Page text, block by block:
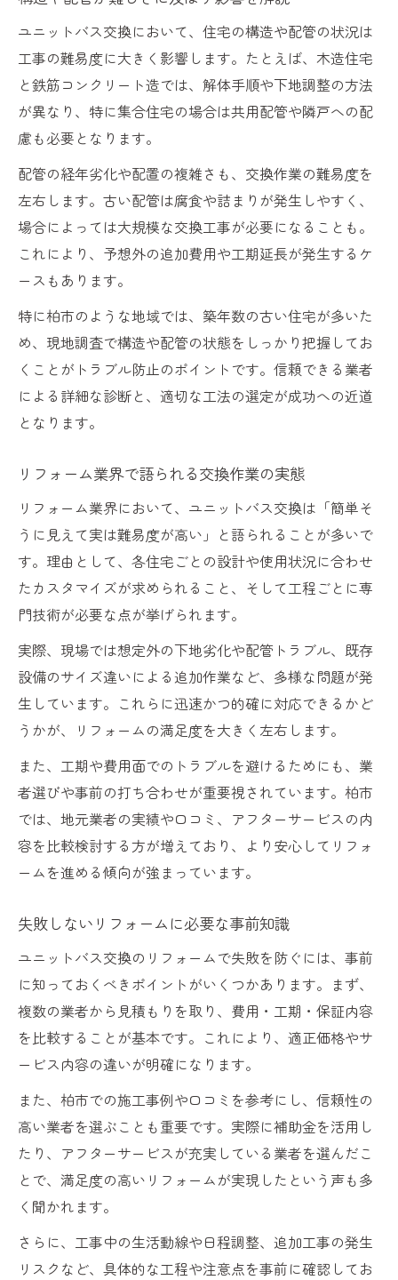
ユニットバス交換において、住宅の構造や配管の状況は
工事の難易度に大きく影響します。たとえば、木造住宅
と鉄筋コンクリート造では、解体手順や下地調整の方法
が異なり、特に集合住宅の場合は共用配管や隣戸への配
慮も必要となります。
配管の経年劣化や配置の複雑さも、交換作業の難易度を
左右します。古い配管は腐食や詰まりが発生しやすく、
場合によっては大規模な交換工事が必要になることも。
これにより、予想外の追加費用や工期延長が発生するケ
ースもあります。
特に柏市のような地域では、築年数の古い住宅が多いた
め、現地調査で構造や配管の状態をしっかり把握してお
くことがトラブル防止のポイントです。信頼できる業者
による詳細な診断と、適切な工法の選定が成功への近道
となります。
リフォーム業界で語られる交換作業の実態
リフォーム業界において、ユニットバス交換は「簡単そ
うに見えて実は難易度が高い」と語られることが多いで
す。理由として、各住宅ごとの設計や使用状況に合わせ
たカスタマイズが求められること、そして工程ごとに専
門技術が必要な点が挙げられます。
実際、現場では想定外の下地劣化や配管トラブル、既存
設備のサイズ違いによる追加作業など、多様な問題が発
生しています。これらに迅速かつ的確に対応できるかど
うかが、リフォームの満足度を大きく左右します。
また、工期や費用面でのトラブルを避けるためにも、業
者選びや事前の打ち合わせが重要視されています。柏市
では、地元業者の実績や口コミ、アフターサービスの内
容を比較検討する方が増えており、より安心してリフォ
ームを進める傾向が強まっています。
失敗しないリフォームに必要な事前知識
ユニットバス交換のリフォームで失敗を防ぐには、事前
に知っておくべきポイントがいくつかあります。まず、
複数の業者から見積もりを取り、費用・工期・保証内容
を比較することが基本です。これにより、適正価格やサ
ービス内容の違いが明確になります。
また、柏市での施工事例や口コミを参考にし、信頼性の
高い業者を選ぶことも重要です。実際に補助金を活用し
たり、アフターサービスが充実している業者を選んだこ
とで、満足度の高いリフォームが実現したという声も多
く聞かれます。
さらに、工事中の生活動線や日程調整、追加工事の発生
リスクなど、具体的な工程や注意点を事前に確認してお